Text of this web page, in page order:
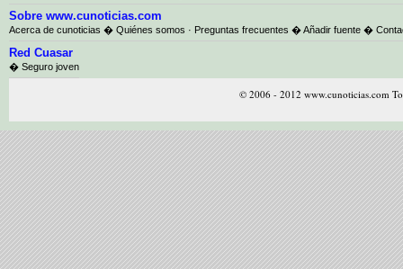
Sobre www.cunoticias.com
Acerca de cunoticias � Quiénes somos · Preguntas frecuentes �Añadir fuente �
Red Cuasar
� Seguro joven
© 2006 - 2012 www.cunoticias.com